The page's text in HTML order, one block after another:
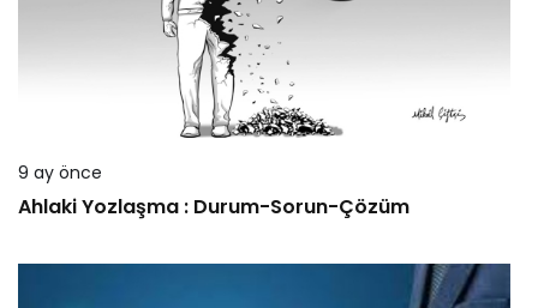
9 ay önce
Ahlaki Yozlaşma : Durum-Sorun-Çözüm